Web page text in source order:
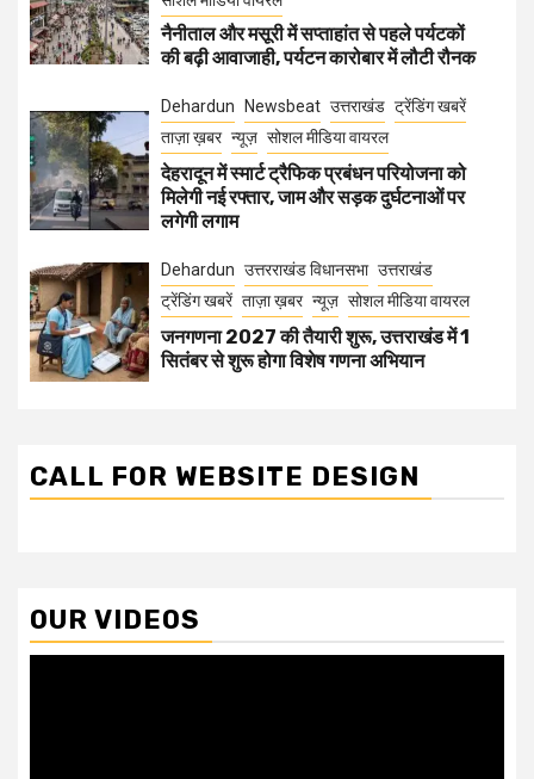
नैनीताल और मसूरी में सप्ताहांत से पहले पर्यटकों
की बढ़ी आवाजाही, पर्यटन कारोबार में लौटी रौनक
Dehardun Newsbeat उत्तराखंड ट्रेंडिंग खबरें
ताज़ा ख़बर न्यूज़ सोशल मीडिया वायरल
देहरादून में स्मार्ट ट्रैफिक प्रबंधन परियोजना को
मिलेगी नई रफ्तार, जाम और सड़क दुर्घटनाओं पर
लगेगी लगाम
Dehardun उत्तरराखंड विधानसभा उत्तराखंड
ट्रेंडिंग खबरें ताज़ा ख़बर न्यूज़ सोशल मीडिया वायरल
जनगणना 2027 की तैयारी शुरू, उत्तराखंड में 1
सितंबर से शुरू होगा विशेष गणना अभियान
CALL FOR WEBSITE DESIGN
OUR VIDEOS